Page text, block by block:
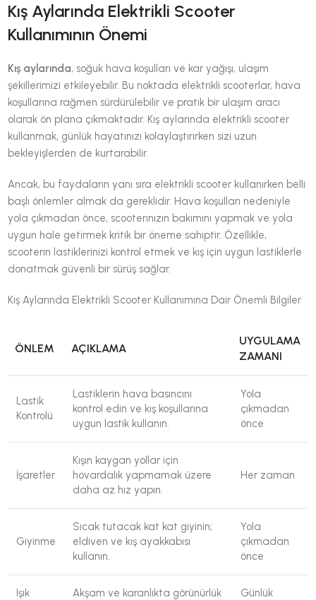
Kış Aylarında Elektrikli Scooter
Kullanımının Önemi
Kış aylarında, soğuk hava koşulları ve kar yağışı, ulaşım
şekillerimizi etkileyebilir. Bu noktada elektrikli scooterlar, hava
koşullarına rağmen sürdürülebilir ve pratik bir ulaşım aracı
olarak ön plana çıkmaktadır. Kış aylarında elektrikli scooter
kullanmak, günlük hayatınızı kolaylaştırırken sizi uzun
bekleyişlerden de kurtarabilir.
Ancak, bu faydaların yanı sıra elektrikli scooter kullanırken belli
başlı önlemler almak da gereklidir. Hava koşulları nedeniyle
yola çıkmadan önce, scooterınızın bakımını yapmak ve yola
uygun hale getirmek kritik bir öneme sahiptir. Özellikle,
scooterın lastiklerinizi kontrol etmek ve kış için uygun lastiklerle
donatmak güvenli bir sürüş sağlar.
Kış Aylarında Elektrikli Scooter Kullanımına Dair Önemli Bilgiler
ÖNLEM AÇIKLAMA
UYGULAMA
ZAMANI
Lastik
Kontrolü
Lastiklerin hava basıncını
kontrol edin ve kış koşullarına
uygun lastik kullanın.
Yola
çıkmadan
önce
İşaretler
Kışın kaygan yollar için
hovardalık yapmamak üzere
daha az hız yapın.
Her zaman
Giyinme
Sıcak tutacak kat kat giyinin;
eldiven ve kış ayakkabısı
kullanın.
Yola
çıkmadan
önce
Işık
Akşam ve karanlıkta görünürlük
Günlük